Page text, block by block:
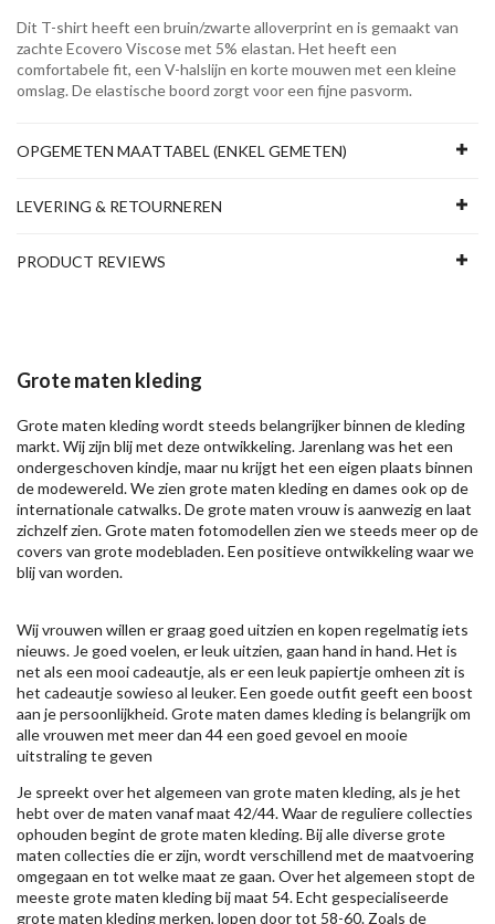
Dit T-shirt heeft een bruin/zwarte alloverprint en is gemaakt van
zachte Ecovero Viscose met 5% elastan. Het heeft een
comfortabele fit, een V-halslijn en korte mouwen met een kleine
omslag. De elastische boord zorgt voor een fijne pasvorm.
OPGEMETEN MAATTABEL (ENKEL GEMETEN)
LEVERING & RETOURNEREN
PRODUCT REVIEWS
Grote maten kleding
Grote maten kleding wordt steeds belangrijker binnen de kleding
markt. Wij zijn blij met deze ontwikkeling. Jarenlang was het een
ondergeschoven kindje, maar nu krijgt het een eigen plaats binnen
de modewereld. We zien grote maten kleding en dames ook op de
internationale catwalks. De grote maten vrouw is aanwezig en laat
zichzelf zien. Grote maten fotomodellen zien we steeds meer op de
covers van grote modebladen. Een positieve ontwikkeling waar we
blij van worden.
Wij vrouwen willen er graag goed uitzien en kopen regelmatig iets
nieuws. Je goed voelen, er leuk uitzien, gaan hand in hand. Het is
net als een mooi cadeautje, als er een leuk papiertje omheen zit is
het cadeautje sowieso al leuker. Een goede outfit geeft een boost
aan je persoonlijkheid. Grote maten dames kleding is belangrijk om
alle vrouwen met meer dan 44 een goed gevoel en mooie
uitstraling te geven
Je spreekt over het algemeen van grote maten kleding, als je het
hebt over de maten vanaf maat 42/44. Waar de reguliere collecties
ophouden begint de grote maten kleding. Bij alle diverse grote
maten collecties die er zijn, wordt verschillend met de maatvoering
omgegaan en tot welke maat ze gaan. Over het algemeen stopt de
meeste grote maten kleding bij maat 54. Echt gespecialiseerde
grote maten kleding merken, lopen door tot 58-60. Zoals de